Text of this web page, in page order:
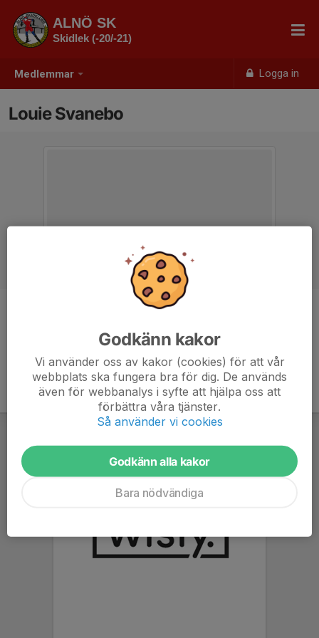
Medlemmar Logga in
ALNÖ SK
Skidlek (-20/-21)
Louie Svanebo
Godkänn kakor
Vi använder oss av kakor (cookies) för att vår
webbplats ska fungera bra för dig. De används
även för webbanalys i syfte att hjälpa oss att
förbättra våra tjänster.
Så använder vi cookies
Godkänn alla kakor
Bara nödvändiga